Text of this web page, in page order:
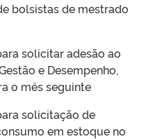
bolsistas de mestrado
solicitar adesão ao
e Desempenho,
o mês seguinte
solicitação de
em estoque no